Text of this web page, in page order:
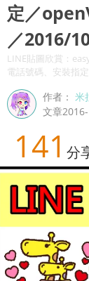
定／
／2016/
LINE貼圖欣賞：
電話號碼、安裝指
作者：米
文章
141 分